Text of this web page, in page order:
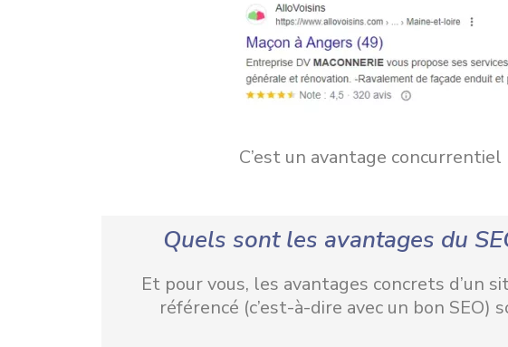
C’est un avantage
Quels sont les avantages du
Et pour vous, les avantages concrets d’un
référencé (c’est-à-dire avec un bon SEO)